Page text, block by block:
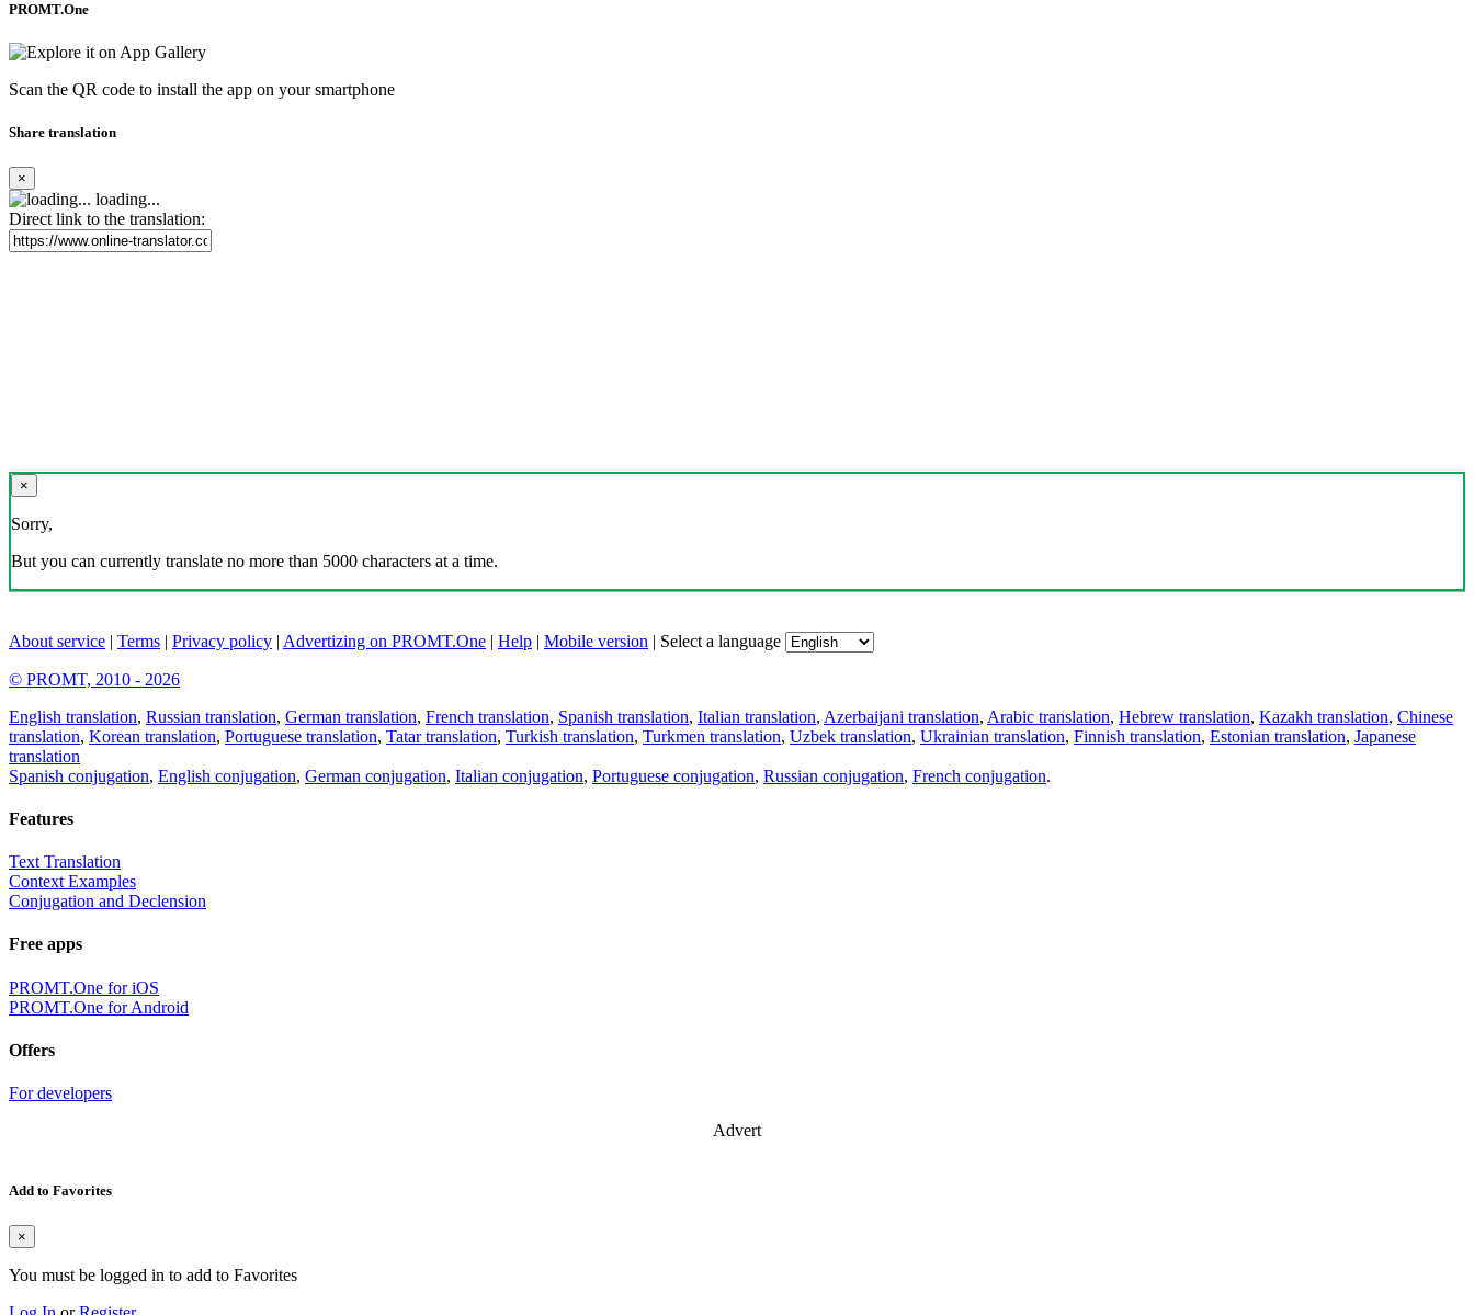
PROMT.One
Scan the QR code to install the app on your smartphone
Share translation
×
loading...
Direct link to the translation:
×
Sorry,
But you can currently translate no more than 5000 characters at a time.
About service | Terms | Privacy policy | Advertizing on PROMT.One | Help | Mobile version | Select a language
© PROMT, 2010 - 2026
English translation, Russian translation, German translation, French translation, Spanish translation, Italian translation, Azerbaijani translation, Arabic translation, Hebrew translation, Kazakh translation, Chinese
translation, Korean translation, Portuguese translation, Tatar translation, Turkish translation, Turkmen translation, Uzbek translation, Ukrainian translation, Finnish translation, Estonian translation, Japanese
translation
Spanish conjugation, English conjugation, German conjugation, Italian conjugation, Portuguese conjugation, Russian conjugation, French conjugation.
Features
Text Translation
Context Examples
Conjugation and Declension
Free apps
PROMT.One for iOS
PROMT.One for Android
Offers
For developers
Advert
Add to Favorites
×
You must be logged in to add to Favorites